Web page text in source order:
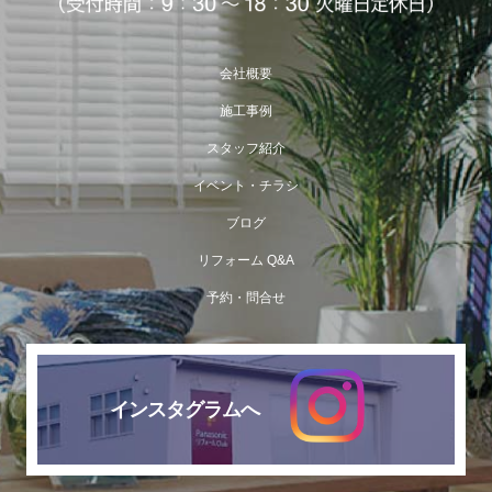
会社概要
施工事例
スタッフ紹介
イベント・チラシ
ブログ
リフォーム Q&A
予約・問合せ
インスタグラムへ